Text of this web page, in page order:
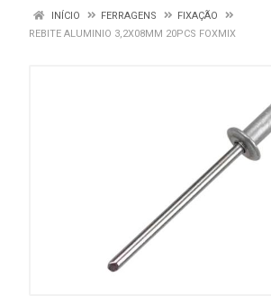
INÍCIO FERRAGENS
FIXAÇÃO
REBITE ALUMINIO 3,2X08MM 20PCS FOXMIX